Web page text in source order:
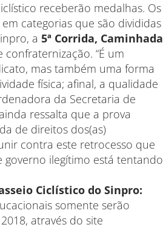
receberão medalhas. Os
categorias que são divididas
a 5ª Corrida, Caminhada
“É um
mas também uma forma
física; afinal, a qualidade
da Secretaria de
ressalta que a prova
de direitos dos(as)
contra este retrocesso que
governo ilegítimo está tentando
Ciclístico do Sinpro:
somente serão
através do site